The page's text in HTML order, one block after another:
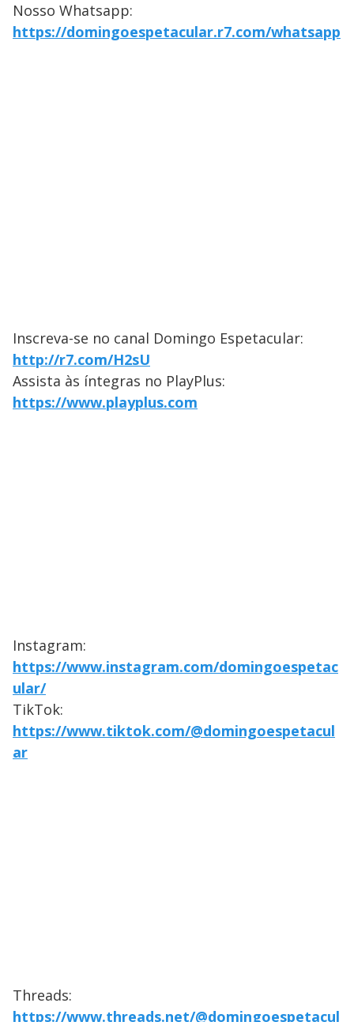
Nosso Whatsapp:
https://domingoespetacular.r7.com/whatsapp
Inscreva-se no canal Domingo Espetacular:
http://r7.com/H2sU
Assista às íntegras no PlayPlus:
https://www.playplus.com
Instagram:
https://www.instagram.com/domingoespetac
ular/
TikTok:
https://www.tiktok.com/@domingoespetacul
ar
Threads:
https://www.threads.net/@domingoespetacul